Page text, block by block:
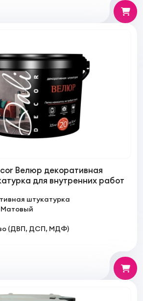
Велюр декоративная
для внутренних работ
штукатурка
Матовый
(ДВП, ДСП, МДФ)